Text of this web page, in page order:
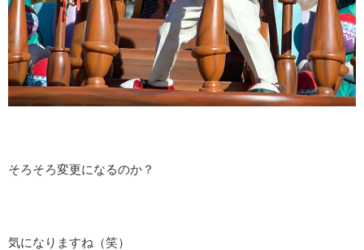
そろそろ変更になるのか？
気になりますね（笑）